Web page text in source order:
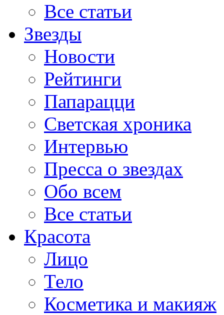
Все статьи
Звезды
Новости
Рейтинги
Папарацци
Светская хроника
Интервью
Пресса о звездах
Обо всем
Все статьи
Красота
Лицо
Тело
Косметика и макияж